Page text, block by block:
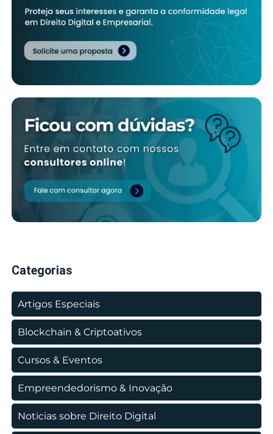
Categorias
Artigos Especiais
Blockchain & Criptoativos
Cursos & Eventos
Empreendedorismo & Inovação
Noticias sobre Direito Digital